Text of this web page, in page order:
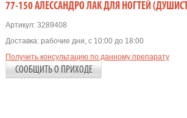
77-150 АЛЕССАНДРО ЛАК ДЛЯ НОГТЕЙ
Артикул:3289408
Доставка: рабочие дни, с 10:00 до 18:00
Получить консультацию по данному препарату
СООБЩИТЬ О ПРИХОДЕ